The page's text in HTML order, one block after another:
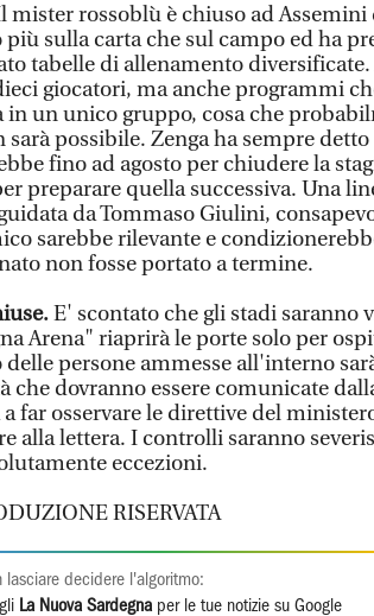
mister rossoblù è chiuso ad Assemini
più sulla carta che sul campo ed ha
tabelle di allenamento
giocatori, ma anche programmi
in un unico gruppo, cosa che
sarà possibile. Zenga ha sempre
fino ad agosto per chiudere la
preparare quella successiva. Una
da Tommaso Giulini,
sarebbe rilevante e
non fosse portato a termine.
E' scontato che gli stadi saranno
Arena" riaprirà le porte solo per
persone ammesse all'interno
che dovranno essere comunicate
far osservare le direttive del
alla lettera. I controlli saranno
eccezioni.
RISERVATA
lasciare decidere l'algoritmo:
La Nuova Sardegna per le tue notizie su Google